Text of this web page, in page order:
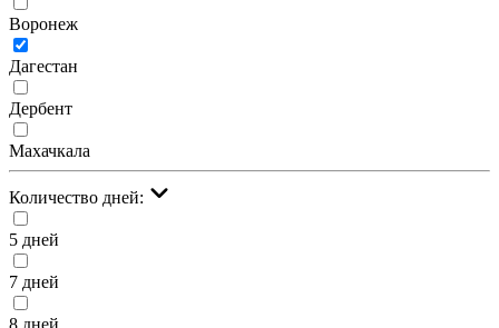
Воронеж
Дагестан
Дербент
Махачкала
Количество дней:
5 дней
7 дней
8 дней